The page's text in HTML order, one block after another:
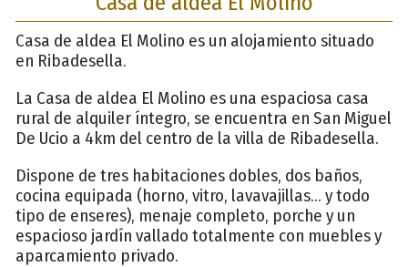
Casa de aldea El Molino es un alojamiento situado
en Ribadesella.
La Casa de aldea El Molino es una espaciosa casa
rural de alquiler íntegro, se encuentra en San Miguel
De Ucio a 4km del centro de la villa de Ribadesella.
Dispone de tres habitaciones dobles, dos baños,
cocina equipada (horno, vitro, lavavajillas... y todo
tipo de enseres), menaje completo, porche y un
espacioso jardín vallado totalmente con muebles y
aparcamiento privado.